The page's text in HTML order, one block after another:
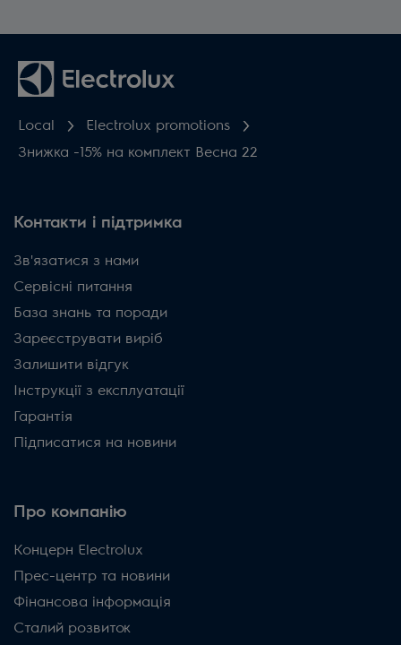
Local
Electrolux promotions
Знижка -15% на комплект Весна 22
Контакти і підтримка
Зв'язатися з нами
Сервісні питання
База знань та поради
Зареєструвати виріб
Залишити відгук
Інструкції з експлуатації
Гарантія
Підписатися на новини
Про компанію
Концерн Electrolux
Прес-центр та новини
Фінансова інформація
Сталий розвиток